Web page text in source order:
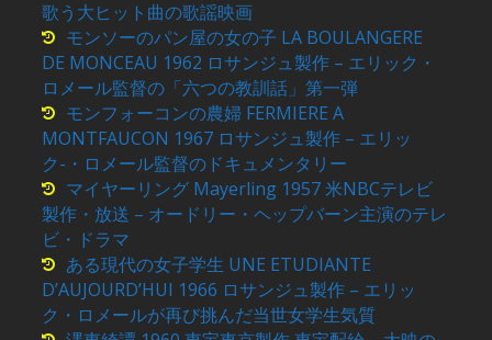
歌う大ヒット曲の歌謡映画
モンソーのパン屋の女の子 LA BOULANGERE
DE MONCEAU 1962 ロサンジュ製作 – エリック・
ロメール監督の「六つの教訓話」第一弾
モンフォーコンの農婦 FERMIERE A
MONTFAUCON 1967 ロサンジュ製作 – エリッ
ク-・ロメール監督のドキュメンタリー
マイヤーリング Mayerling 1957 米NBCテレビ
製作・放送 – オードリー・ヘップバーン主演のテレ
ビ・ドラマ
ある現代の女子学生 UNE ETUDIANTE
D’AUJOURD’HUI 1966 ロサンジュ製作 – エリッ
ク・ロメールが再び挑んだ当世女学生気質